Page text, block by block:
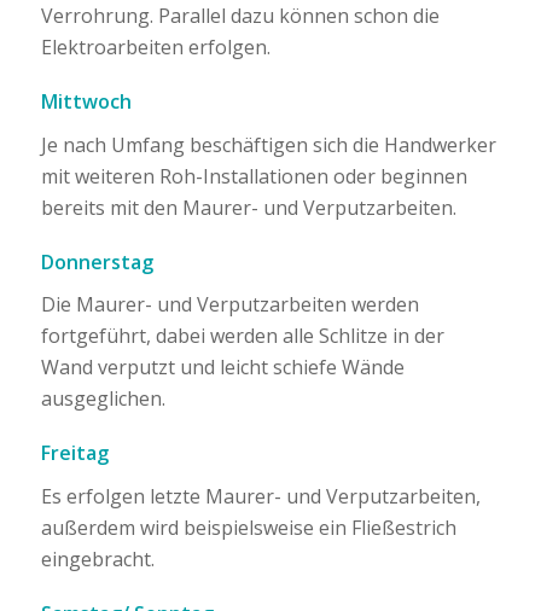
Verrohrung. Parallel dazu können schon die
Elektroarbeiten erfolgen.
Mittwoch
Je nach Umfang beschäftigen sich die Handwerker
mit weiteren Roh-Installationen oder beginnen
bereits mit den Maurer- und Verputzarbeiten.
Donnerstag
Die Maurer- und Verputzarbeiten werden
fortgeführt, dabei werden alle Schlitze in der
Wand verputzt und leicht schiefe Wände
ausgeglichen.
Freitag
Es erfolgen letzte Maurer- und Verputzarbeiten,
außerdem wird beispielsweise ein Fließestrich
eingebracht.